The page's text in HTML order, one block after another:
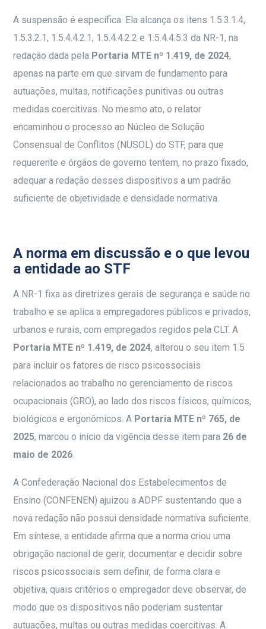
A suspensão é específica. Ela alcança os itens 1.5.3.1.4,
1.5.3.2.1, 1.5.4.4.2.1, 1.5.4.4.2.2 e 1.5.4.4.5.3 da NR-1, na
redação dada pela Portaria MTE nº 1.419, de 2024,
apenas na parte em que sirvam de fundamento para
autuações, multas, notificações punitivas ou outras
medidas coercitivas. No mesmo ato, o relator
encaminhou o processo ao Núcleo de Solução
Consensual de Conflitos (NUSOL) do STF, para que
requerente e órgãos de governo tentem, no prazo fixado,
adequar a redação desses dispositivos a um padrão
suficiente de objetividade e densidade normativa.
A norma em discussão e o que levou
a entidade ao STF
A NR-1 fixa as diretrizes gerais de segurança e saúde no
trabalho e se aplica a empregadores públicos e privados,
urbanos e rurais, com empregados regidos pela CLT. A
Portaria MTE nº 1.419, de 2024, alterou o seu item 1.5
para incluir os fatores de risco psicossociais
relacionados ao trabalho no gerenciamento de riscos
ocupacionais (GRO), ao lado dos riscos físicos, químicos,
biológicos e ergonômicos. A Portaria MTE nº 765, de
2025, marcou o início da vigência desse item para 26 de
maio de 2026.
A Confederação Nacional dos Estabelecimentos de
Ensino (CONFENEN) ajuizou a ADPF sustentando que a
nova redação não possui densidade normativa suficiente.
Em síntese, a entidade afirma que a norma criou uma
obrigação nacional de gerir, documentar e decidir sobre
riscos psicossociais sem definir, de forma clara e
objetiva, quais critérios o empregador deve observar, de
modo que os dispositivos não poderiam sustentar
autuações, multas ou outras medidas coercitivas. A